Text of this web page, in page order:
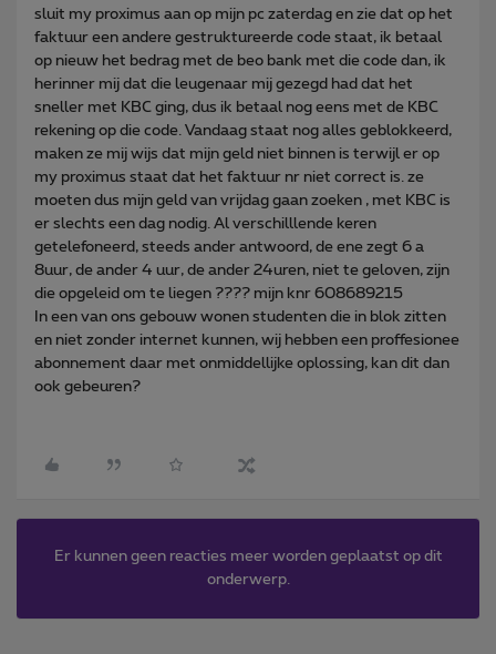
sluit my proximus aan op mijn pc zaterdag en zie dat op het
faktuur een andere gestruktureerde code staat, ik betaal
op nieuw het bedrag met de beo bank met die code dan, ik
herinner mij dat die leugenaar mij gezegd had dat het
sneller met KBC ging, dus ik betaal nog eens met de KBC
rekening op die code. Vandaag staat nog alles geblokkeerd,
maken ze mij wijs dat mijn geld niet binnen is terwijl er op
my proximus staat dat het faktuur nr niet correct is. ze
moeten dus mijn geld van vrijdag gaan zoeken , met KBC is
er slechts een dag nodig. Al verschilllende keren
getelefoneerd, steeds ander antwoord, de ene zegt 6 a
8uur, de ander 4 uur, de ander 24uren, niet te geloven, zijn
die opgeleid om te liegen ???? mijn knr 608689215
In een van ons gebouw wonen studenten die in blok zitten
en niet zonder internet kunnen, wij hebben een proffesionee
abonnement daar met onmiddellijke oplossing, kan dit dan
ook gebeuren?
Er kunnen geen reacties meer worden geplaatst op dit
onderwerp.